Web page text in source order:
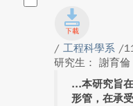
/ 工程科學系 /
研究生： 謝育倫
本研究旨
形管，在承